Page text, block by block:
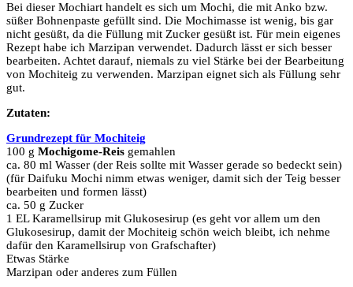
Bei dieser Mochiart handelt es sich um Mochi, die mit Anko bzw.
süßer Bohnenpaste gefüllt sind. Die Mochimasse ist wenig, bis gar
nicht gesüßt, da die Füllung mit Zucker gesüßt ist. Für mein eigenes
Rezept habe ich Marzipan verwendet. Dadurch lässt er sich besser
bearbeiten. Achtet darauf, niemals zu viel Stärke bei der Bearbeitung
von Mochiteig zu verwenden. Marzipan eignet sich als Füllung sehr
gut.
Zutaten:
Grundrezept für Mochiteig
100 g Mochigome-Reis gemahlen
ca. 80 ml Wasser (der Reis sollte mit Wasser gerade so bedeckt sein)
(für Daifuku Mochi nimm etwas weniger, damit sich der Teig besser
bearbeiten und formen lässt)
ca. 50 g Zucker
1 EL Karamellsirup mit Glukosesirup (es geht vor allem um den
Glukosesirup, damit der Mochiteig schön weich bleibt, ich nehme
dafür den Karamellsirup von Grafschafter)
Etwas Stärke
Marzipan oder anderes zum Füllen